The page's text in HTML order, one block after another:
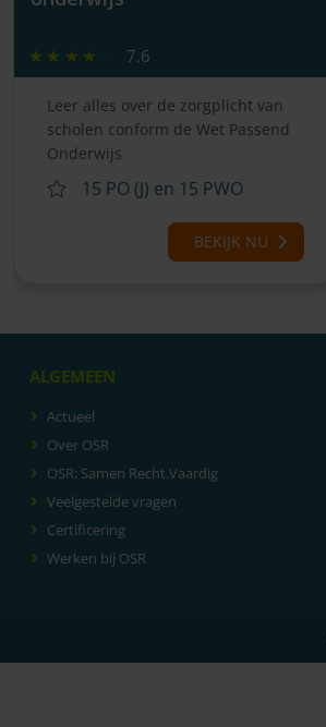
7.6
Leer alles over de zorgplicht van
scholen conform de Wet Passend
Onderwijs
15 PO (J) en 15 PWO
BEKIJK NU
ALGEMEEN
Actueel
Over OSR
OSR: Samen Recht.Vaardig
Veelgestelde vragen
Certificering
Werken bij OSR